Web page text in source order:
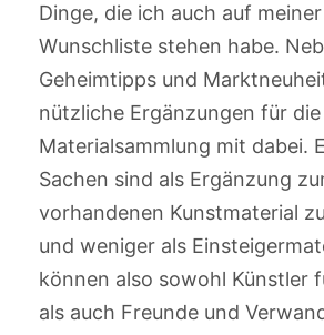
Dinge, die ich auch auf
Wunschliste stehen habe.
Geheimtipps und
nützliche Ergänzungen für die
Materialsammlung mit dabei.
Sachen sind als Ergänzung
vorhandenen Kunstmaterial
und weniger als
können also sowohl Künstler
als auch Freunde und